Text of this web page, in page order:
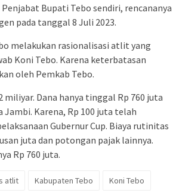
Penjabat Bupati Tebo sendiri, rencananya
pada tanggal 8 Juli 2023.
melakukan rasionalisasi atlit yang
Koni Tebo. Karena keterbatasan
oleh Pemkab Tebo.
miliyar. Dana hanya tinggal Rp 760 juta
Karena, Rp 100 juta telah
Gubernur Cup. Biaya rutinitas
juta dan potongan pajak lainnya.
Rp 760 juta.
atlit Kabupaten Tebo
Koni Tebo